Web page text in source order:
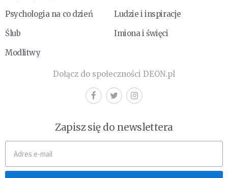
Psychologia na co dzień
Ludzie i inspiracje
Ślub
Imiona i święci
Modlitwy
Dołącz do społeczności DEON.pl
Zapisz się do newslettera